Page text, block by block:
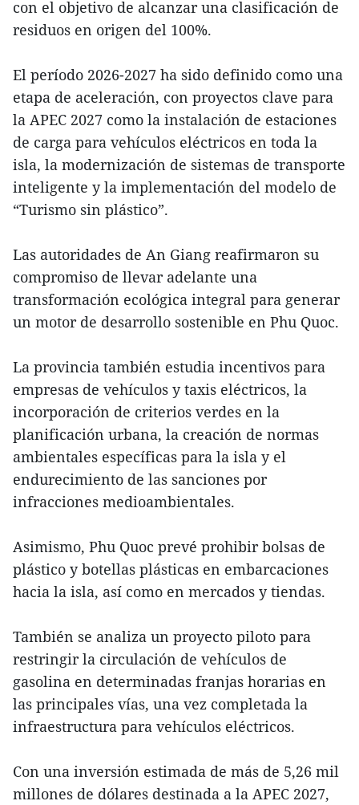
con el objetivo de alcanzar una clasificación de
residuos en origen del 100%.
El período 2026-2027 ha sido definido como una
etapa de aceleración, con proyectos clave para
la APEC 2027 como la instalación de estaciones
de carga para vehículos eléctricos en toda la
isla, la modernización de sistemas de transporte
inteligente y la implementación del modelo de
“Turismo sin plástico”.
Las autoridades de An Giang reafirmaron su
compromiso de llevar adelante una
transformación ecológica integral para generar
un motor de desarrollo sostenible en Phu Quoc.
La provincia también estudia incentivos para
empresas de vehículos y taxis eléctricos, la
incorporación de criterios verdes en la
planificación urbana, la creación de normas
ambientales específicas para la isla y el
endurecimiento de las sanciones por
infracciones medioambientales.
Asimismo, Phu Quoc prevé prohibir bolsas de
plástico y botellas plásticas en embarcaciones
hacia la isla, así como en mercados y tiendas.
También se analiza un proyecto piloto para
restringir la circulación de vehículos de
gasolina en determinadas franjas horarias en
las principales vías, una vez completada la
infraestructura para vehículos eléctricos.
Con una inversión estimada de más de 5,26 mil
millones de dólares destinada a la APEC 2027,